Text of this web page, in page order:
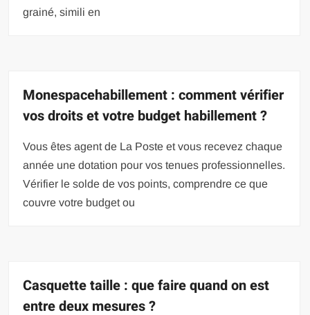
grainé, simili en
Monespacehabillement : comment vérifier
vos droits et votre budget habillement ?
Vous êtes agent de La Poste et vous recevez chaque
année une dotation pour vos tenues professionnelles.
Vérifier le solde de vos points, comprendre ce que
couvre votre budget ou
Casquette taille : que faire quand on est
entre deux mesures ?